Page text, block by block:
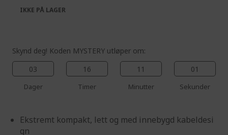
images
gallery
the
images
Skynd deg! Koden MYSTERY utløper om:
03
Dager
16
Timer
11
Minutter
01
Sekunder
Ekstremt kompakt, lett og med innebygd kabeldesi
gn
IKKE PÅ LAGER